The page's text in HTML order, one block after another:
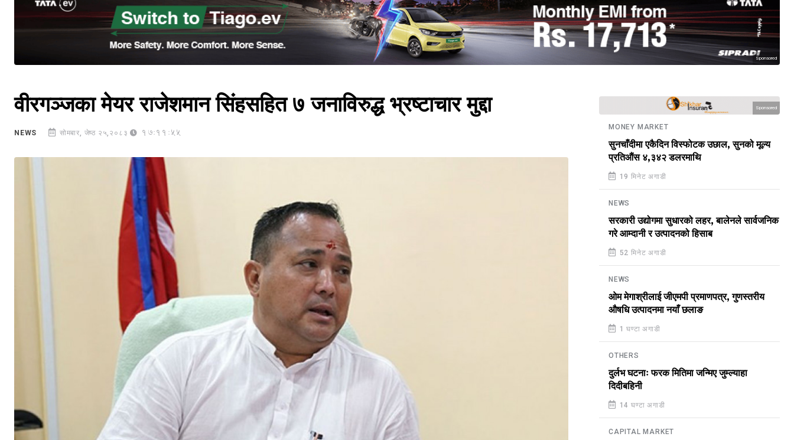
Sponsored
वीरगञ्जका मेयर राजेशमान सिंहसहित ७ जनाविरुद्ध भ्रष्टाचार मुद्दा
NEWS सोमबार, जेष्ठ २५,२०८३ 17:11:55
Sponsored
MONEY MARKET
सुनचाँदीमा एकैदिन विस्फोटक उछाल, सुनको मूल्य
प्रतिऔंस ४,३४२ डलरमाथि
19 मिनेट अगाडी
NEWS
सरकारी उद्योगमा सुधारको लहर, बालेनले सार्वजनिक
गरे आम्दानी र उत्पादनको हिसाब
52 मिनेट अगाडी
NEWS
ओम मेगाश्रीलाई जीएमपी प्रमाणपत्र, गुणस्तरीय
औषधि उत्पादनमा नयाँ छलाङ
1 घण्टा अगाडी
OTHERS
दुर्लभ घटनाः फरक मितिमा जन्मिए जुम्ल्याहा
दिदीबहिनी
14 घण्टा अगाडी
CAPITAL MARKET